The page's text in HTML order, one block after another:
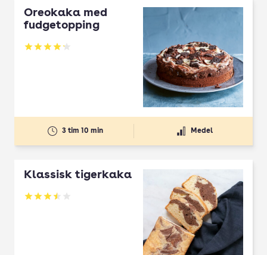
Oreokaka med
fudgetopping
Betyg: 4.17 av 5
3 tim 10 min Medel
Klassisk tigerkaka
Betyg: 3.48 av 5